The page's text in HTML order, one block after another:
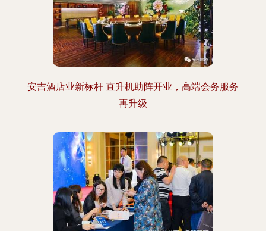
安吉酒店业新标杆 直升机助阵开业，高端会务服务
再升级